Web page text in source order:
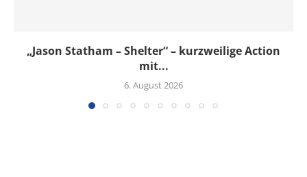
„Jason Statham – Shelter“ – kurzweilige Action
mit...
6. August 2026